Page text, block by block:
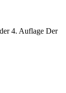
4. Auflage Der